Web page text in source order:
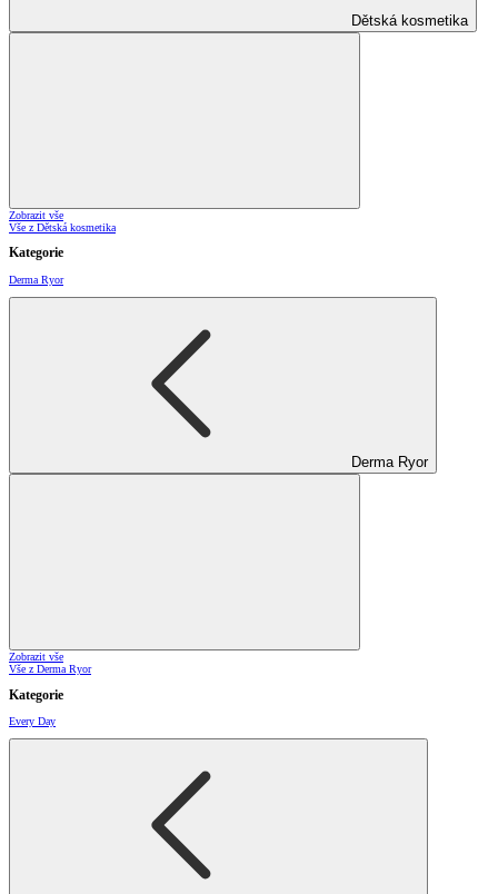
Dětská kosmetika
Zobrazit vše
Vše z Dětská kosmetika
Kategorie
Derma Ryor
Derma Ryor
Zobrazit vše
Vše z Derma Ryor
Kategorie
Every Day